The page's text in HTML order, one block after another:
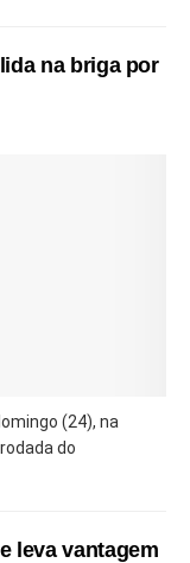
na briga por
(24), na
do
leva vantagem